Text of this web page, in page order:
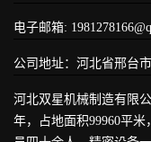
电子邮箱:
公司地址：河北省邢台
河北双星机械制造有限
年，占地面积99960平